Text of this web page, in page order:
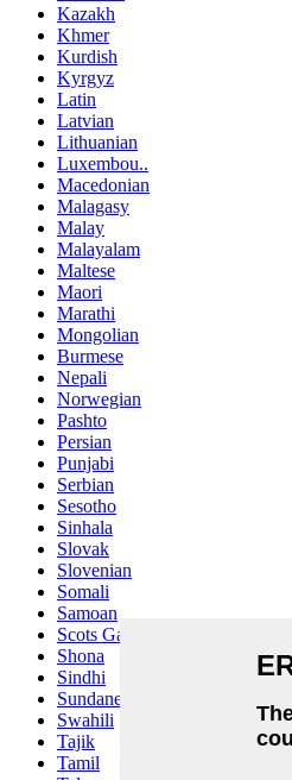
Kazakh
Khmer
Kurdish
Kyrgyz
Latin
Latvian
Lithuanian
Luxembou..
Macedonian
Malagasy
Malay
Malayalam
Maltese
Maori
Marathi
Mongolian
Burmese
Nepali
Norwegian
Pashto
Persian
Punjabi
Serbian
Sesotho
Sinhala
Slovak
Slovenian
Somali
Samoan
Scots Gaelic
Shona
Sindhi
Sundanese
Swahili
Tajik
Tamil